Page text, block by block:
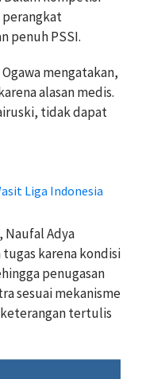
perangkat
penuh PSSI.
mengatakan,
alasan medis.
tidak dapat
Liga Indonesia
Naufal Adya
karena kondisi
penugasan
sesuai mekanisme
keterangan tertulis